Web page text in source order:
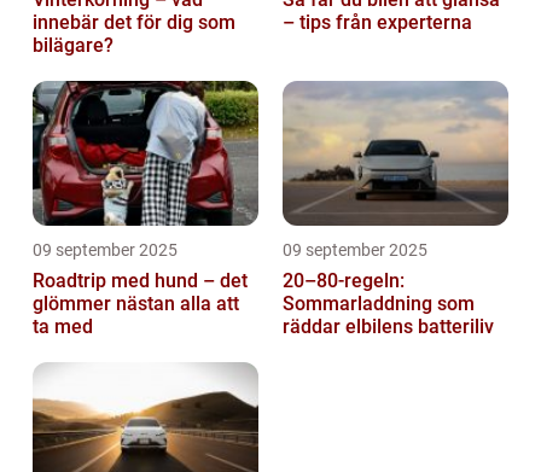
innebär det för dig som
bilägare?
– tips från experterna
09 september 2025
Roadtrip med hund – det
glömmer nästan alla att
ta med
09 september 2025
20–80-regeln:
Sommarladdning som
räddar elbilens batteriliv